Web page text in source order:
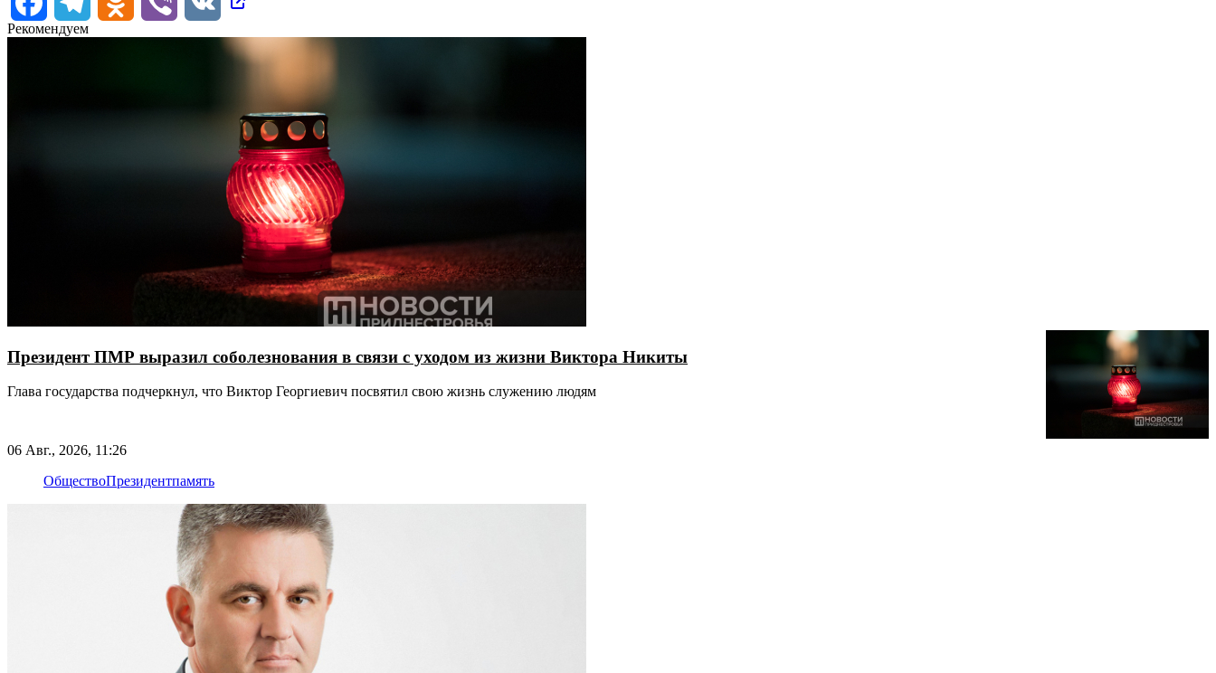
Рекомендуем
Президент ПМР выразил соболезнования в связи с уходом из жизни Виктора Никиты
Глава государства подчеркнул, что Виктор Георгиевич посвятил свою жизнь служению людям
06 Авг., 2026, 11:26
ОбществоПрезидентпамять